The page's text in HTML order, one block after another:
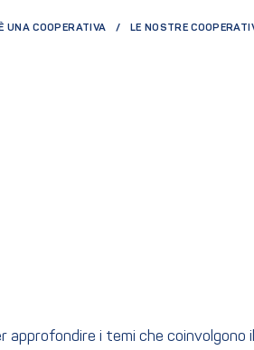
UNA COOPERATIVA LE NOSTRE
i temi che coinvolgono